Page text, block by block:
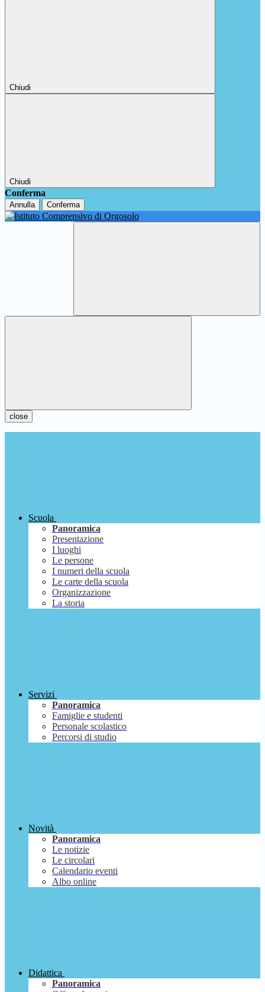
Chiudi
Chiudi
Conferma
Annulla Conferma
close
Scuola
Panoramica
Presentazione
I luoghi
Le persone
I numeri della scuola
Le carte della scuola
Organizzazione
La storia
Servizi
Panoramica
Famiglie e studenti
Personale scolastico
Percorsi di studio
Novità
Panoramica
Le notizie
Le circolari
Calendario eventi
Albo online
Didattica
Panoramica